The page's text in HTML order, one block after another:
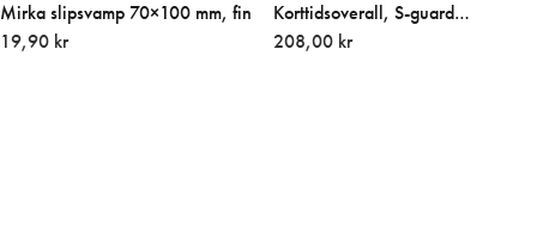
Mirka slipsvamp 70×100 mm, fin
19,90 kr
Korttidsoverall, S-guard
(Strl=XLarge)
208,00 kr